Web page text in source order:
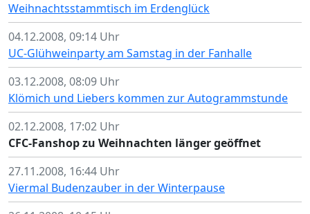
Weihnachtsstammtisch im Erdenglück
04.12.2008, 09:14 Uhr
UC-Glühweinparty am Samstag in der Fanhalle
03.12.2008, 08:09 Uhr
Klömich und Liebers kommen zur Autogrammstunde
02.12.2008, 17:02 Uhr
CFC-Fanshop zu Weihnachten länger geöffnet
27.11.2008, 16:44 Uhr
Viermal Budenzauber in der Winterpause